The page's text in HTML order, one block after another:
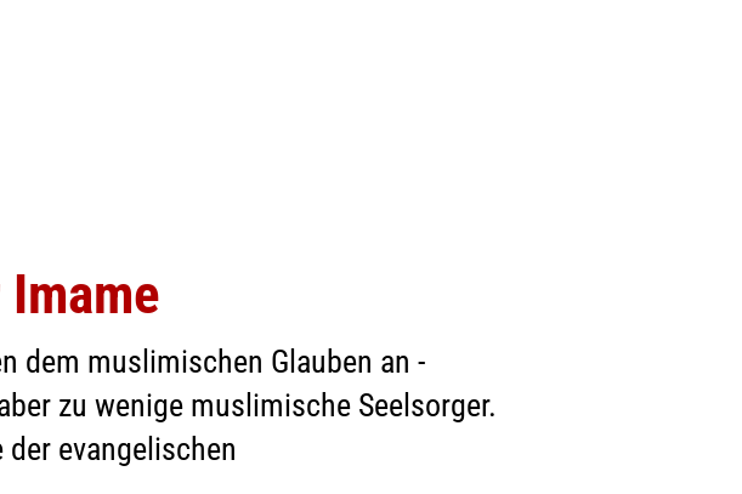
dem muslimischen Glauben an -
zu wenige muslimische Seelsorger.
evangelischen